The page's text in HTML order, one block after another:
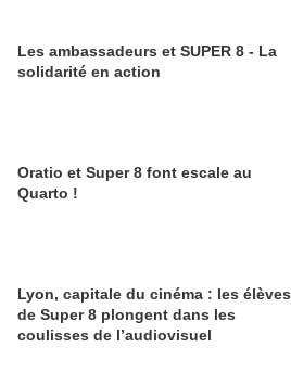
Les ambassadeurs et SUPER 8 - La
solidarité en action
Oratio et Super 8 font escale au
Quarto !
Lyon, capitale du cinéma : les élèves
de Super 8 plongent dans les
coulisses de l’audiovisuel